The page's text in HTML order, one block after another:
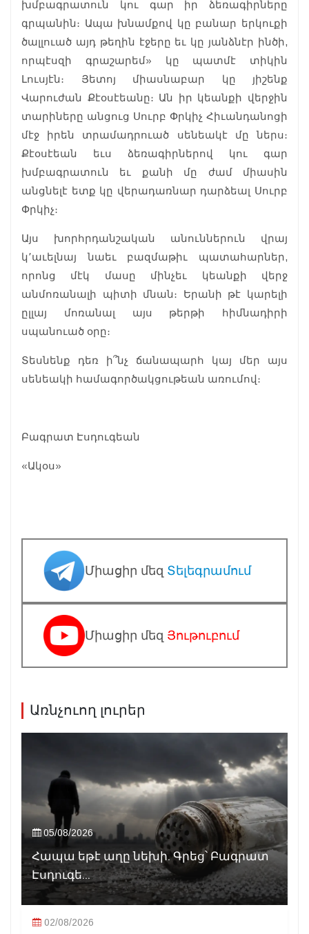
խմբագրատուն կու գար իր ձեռագիրները
գրպանին։ Ապա խնամքով կը բանար երկուքի
ծալլուած այդ թեղին էջերը եւ կը յանձնէր ինծի,
որպէսզի գրաշարեմ» կը պատմէ տիկին
Լուսյէն։ Յետոյ միասնաբար կը յիշենք
Վարուժան Քէօսէեանը։ Ան իր կեանքի վերջին
տարիները անցուց Սուրբ Փրկիչ Հիւանդանոցի
մէջ իրեն տրամադրուած սենեակէ մը ներս։
Քէօսէեան եւս ձեռագիրներով կու գար
խմբագրատուն եւ քանի մը ժամ միասին
անցնելէ ետք կը վերադառնար դարձեալ Սուրբ
Փրկիչ։
Այս խորհրդանշական անուններուն վրայ
կ՚աւելնայ նաեւ բազմաթիւ պատահարներ,
որոնց մէկ մասը մինչեւ կեանքի վերջ
անմոռանալի պիտի մնան։ Երանի թէ կարելի
ըլլայ մոռանալ այս թերթի հիմնադիրի
սպանուած օրը։
Տեսնենք դեռ ի՞նչ ճանապարհ կայ մեր այս
սենեակի համագործակցութեան առումով։
Բագրատ Էսդուգեան
«Ակօս»
Միացիր մեզ Տելեգրամում
Միացիր մեզ Յութուբում
Առնչուող լուրեր
05/08/2026
Հապա եթէ աղը նեխի. Գրեց՝ Բագրատ
Էսդուգե...
02/08/2026